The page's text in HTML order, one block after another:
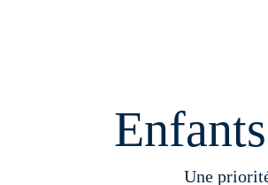
Une